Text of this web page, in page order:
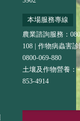
本場服務專線
農業諮詢服務：
108 | 作物病蟲害
0800-069-880
土壤及作物營養：
853-4914